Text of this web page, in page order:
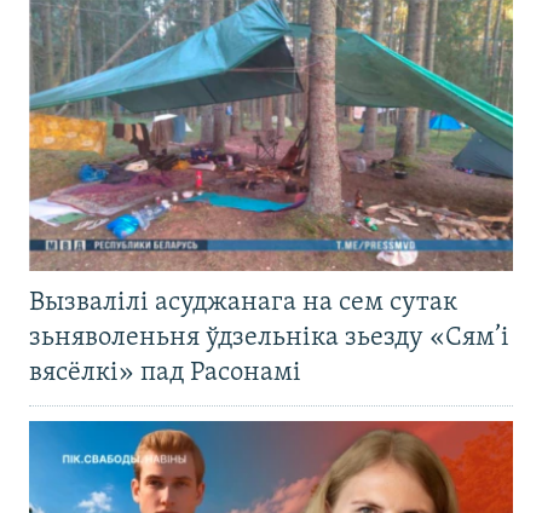
Вызвалілі асуджанага на сем сутак
зьняволеньня ўдзельніка зьезду «Сям’і
вясёлкі» пад Расонамі